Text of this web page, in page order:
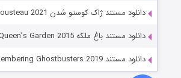
دانلود مستند ژاک کوستو شدن Becoming Cousteau 2021
دانلود مستند باغ ملکه PBS – The Queen’s Garden 2015
دانلود مستند Remembering Ghostbusters 2019